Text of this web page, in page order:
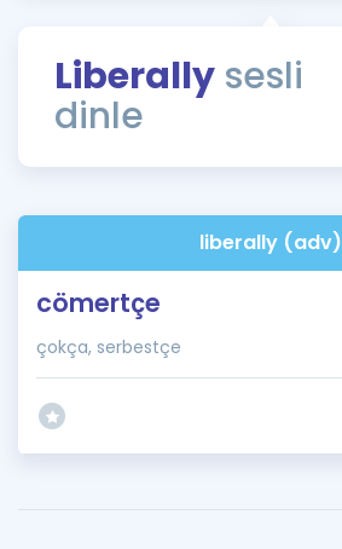
Rehberlik Aracı
ÖSYM Sınav Takvimi
İngilizce Gramer
Liberally sesli
dinle
liberally (adv)
cömertçe
çokça, serbestçe